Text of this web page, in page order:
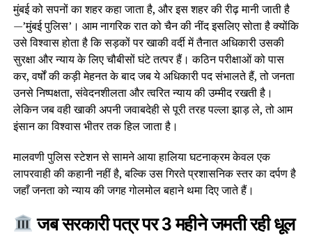
मुंबई को सपनों का शहर कहा जाता है, और इस शहर की रीढ़ मानी जाती है
—’मुंबई पुलिस’। आम नागरिक रात को चैन की नींद इसलिए सोता है क्योंकि
उसे विश्वास होता है कि सड़कों पर खाकी वर्दी में तैनात अधिकारी उसकी
सुरक्षा और न्याय के लिए चौबीसों घंटे तत्पर हैं। कठिन परीक्षाओं को पास
कर, वर्षों की कड़ी मेहनत के बाद जब ये अधिकारी पद संभालते हैं, तो जनता
उनसे निष्पक्षता, संवेदनशीलता और त्वरित न्याय की उम्मीद रखती है।
लेकिन जब वही खाकी अपनी जवाबदेही से पूरी तरह पल्ला झाड़ ले, तो आम
इंसान का विश्वास भीतर तक हिल जाता है।
मालवणी पुलिस स्टेशन से सामने आया हालिया घटनाक्रम केवल एक
लापरवाही की कहानी नहीं है, बल्कि उस गिरते प्रशासनिक स्तर का दर्पण है
जहाँ जनता को न्याय की जगह गोलमोल बहाने थमा दिए जाते हैं।
जब सरकारी पत्र पर 3 महीने जमती रही धूल